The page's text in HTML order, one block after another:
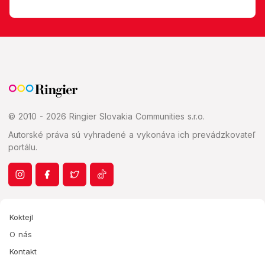
© 2010 - 2026 Ringier Slovakia Communities s.r.o.
Autorské práva sú vyhradené a vykonáva ich prevádzkovateľ
portálu.
Koktejl
O nás
Kontakt